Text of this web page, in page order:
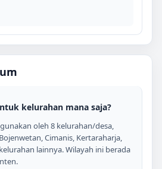
kelurahan mana saja?
oleh 8 kelurahan/desa,
Cimanis, Kertaraharja,
lainnya. Wilayah ini berada